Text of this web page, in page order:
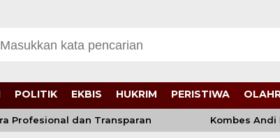
POLITIK EKBIS HUKRIM PERISTIWA
dan Transparan Kombes Andi